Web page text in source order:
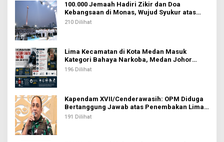
100.000 Jemaah Hadiri Zikir dan Doa
Kebangsaan di Monas, Wujud Syukur atas
Kemerdekaan Indonesia
210 Dilihat
Lima Kecamatan di Kota Medan Masuk
Kategori Bahaya Narkoba, Medan Johor
Tertinggi
196 Dilihat
Kapendam XVII/Cenderawasih: OPM Diduga
Bertanggung Jawab atas Penembakan Lima
Pekerja di Tolikara
191 Dilihat